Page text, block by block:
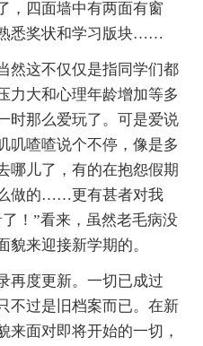
，四面墙中有两面有窗
悉奖状和学习版块……
然这不仅仅是指同学们都
力大和心理年龄增加等多
时那么爱玩了。可是爱说
叽喳喳说个不停，像是多
哪儿了，有的在抱怨假期
做的……更有甚者对我
！”看来，虽然老毛病没
貌来迎接新学期的。
再度更新。一切已成过
不过是旧档案而已。在新
来面对即将开始的一切，